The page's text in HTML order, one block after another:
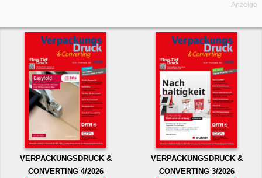
Anzeige
VERPACKUNGSDRUCK &
CONVERTING 4/2026
VERPACKUNGSDRUCK &
CONVERTING 3/2026